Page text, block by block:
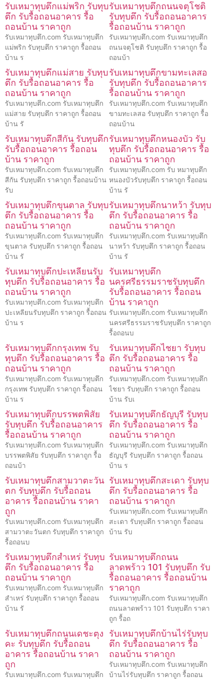
รับเหมาทุบตึกแม่พริก รับทุบ
ตึก รับรื้อถอนอาคาร รื้อ
ถอนบ้าน ราคาถูก
รับเหมาทุบตึก.com รับเหมาทุบตึก
แม่พริก รับทุบตึก ราคาถูก รื้อถอน
บ้าน ร
รับเหมาทุบตึกถนนจตุโชติ
รับทุบตึก รับรื้อถอนอาคาร
รื้อถอนบ้าน ราคาถูก
รับเหมาทุบตึก.com รับเหมาทุบตึก
ถนนจตุโชติ รับทุบตึก ราคาถูก รื้อ
ถอนบ้า
รับเหมาทุบตึกแม่สาย รับทุบ
ตึก รับรื้อถอนอาคาร รื้อ
ถอนบ้าน ราคาถูก
รับเหมาทุบตึก.com รับเหมาทุบตึก
แม่สาย รับทุบตึก ราคาถูก รื้อถอน
บ้าน รั
รับเหมาทุบตึกขามทะเลสอ
รับทุบตึก รับรื้อถอนอาคาร
รื้อถอนบ้าน ราคาถูก
รับเหมาทุบตึก.com รับเหมาทุบตึก
ขามทะเลสอ รับทุบตึก ราคาถูก รื้อ
ถอนบ้าน
รับเหมาทุบตึกสีกัน รับทุบตึก
รับรื้อถอนอาคาร รื้อถอน
บ้าน ราคาถูก
รับเหมาทุบตึก.com รับเหมาทุบตึก
สีกัน รับทุบตึก ราคาถูก รื้อถอนบ้าน
รับ
รับเหมาทุบตึกหนองบัว รับ
ทุบตึก รับรื้อถอนอาคาร รื้อ
ถอนบ้าน ราคาถูก
รับเหมาทุบตึก.com รับ หมาทุบตึก
หนองบัวรับทุบตึก ราคาถูก รื้อถอน
บ้าน รั
รับเหมาทุบตึกขุนตาล รับทุบ
ตึก รับรื้อถอนอาคาร รื้อ
ถอนบ้าน ราคาถูก
รับเหมาทุบตึก.com รับเหมาทุบตึก
ขุนตาล รับทุบตึก ราคาถูก รื้อถอน
บ้าน รั
รับเหมาทุบตึกนาหว้า รับทุบ
ตึก รับรื้อถอนอาคาร รื้อ
ถอนบ้าน ราคาถูก
รับเหมาทุบตึก.com รับเหมาทุบตึก
นาหว้า รับทุบตึก ราคาถูก รื้อถอน
บ้าน รั
รับเหมาทุบตึกปะเหลียนรับ
ทุบตึก รับรื้อถอนอาคาร รื้อ
ถอนบ้าน ราคาถูก
รับเหมาทุบตึก.com รับเหมาทุบตึก
ปะเหลียนรับทุบตึก ราคาถูก รื้อถอน
บ้าน ร
รับเหมาทุบตึก
นครศรีธรรมราชรับทุบตึก
รับรื้อถอนอาคาร รื้อถอน
บ้าน ราคาถูก
รับเหมาทุบตึก.com รับเหมาทุบตึก
นครศรีธรรมราชรับทุบตึก ราคาถูก
รื้อถอนบ
รับเหมาทุบตึกกรุงเทพ รับ
ทุบตึก รับรื้อถอนอาคาร รื้อ
ถอนบ้าน ราคาถูก
รับเหมาทุบตึก.com รับเหมาทุบตึก
กรุงเทพ รับทุบตึก ราคาถูก รื้อถอน
บ้าน ร
รับเหมาทุบตึกไชยา รับทุบ
ตึก รับรื้อถอนอาคาร รื้อ
ถอนบ้าน ราคาถูก
รับเหมาทุบตึก.com รับเหมาทุบตึก
ไชยา รับทุบตึก ราคาถูก รื้อถอน
บ้าน รับเ
รับเหมาทุบตึกบรรพตพิสัย
รับทุบตึก รับรื้อถอนอาคาร
รื้อถอนบ้าน ราคาถูก
รับเหมาทุบตึก.com รับเหมาทุบตึก
บรรพตพิสัย รับทุบตึก ราคาถูก รื้อ
ถอนบ้า
รับเหมาทุบตึกธัญบุรี รับทุบ
ตึก รับรื้อถอนอาคาร รื้อ
ถอนบ้าน ราคาถูก
รับเหมาทุบตึก.com รับเหมาทุบตึก
ธัญบุรี รับทุบตึก ราคาถูก รื้อถอน
บ้าน ร
รับเหมาทุบตึกสามวาตะวัน
ตก รับทุบตึก รับรื้อถอน
อาคาร รื้อถอนบ้าน ราคา
ถูก
รับเหมาทุบตึก.com รับเหมาทุบตึก
สามวาตะวันตก รับทุบตึก ราคาถูก
รื้อถอนบ
รับเหมาทุบตึกสะเดา รับทุบ
ตึก รับรื้อถอนอาคาร รื้อ
ถอนบ้าน ราคาถูก
รับเหมาทุบตึก.com รับเหมาทุบตึก
สะเดา รับทุบตึก ราคาถูก รื้อถอน
บ้าน รับ
รับเหมาทุบตึกสำเหร่ รับทุบ
ตึก รับรื้อถอนอาคาร รื้อ
ถอนบ้าน ราคาถูก
รับเหมาทุบตึก.com รับเหมาทุบตึก
สำเหร่ รับทุบตึก ราคาถูก รื้อถอน
บ้าน รั
รับเหมาทุบตึกถนน
ลาดพร้าว 101 รับทุบตึก รับ
รื้อถอนอาคาร รื้อถอนบ้าน
ราคาถูก
รับเหมาทุบตึก.com รับเหมาทุบตึก
ถนนลาดพร้าว 101 รับทุบตึก ราคา
ถูก รื้อถ
รับเหมาทุบตึกถนนเดชะตุง
คะ รับทุบตึก รับรื้อถอน
อาคาร รื้อถอนบ้าน ราคา
ถูก
รับเหมาทุบตึก.com รับเหมาทุบตึก
รับเหมาทุบตึกบ้านไร่รับทุบ
ตึก รับรื้อถอนอาคาร รื้อ
ถอนบ้าน ราคาถูก
รับเหมาทุบตึก.com รับเหมาทุบตึก
บ้านไร่รับทุบตึก ราคาถูก รื้อถอน